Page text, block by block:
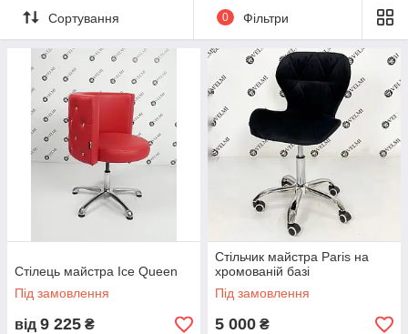
Сортування 0 Фільтри
Стілець майстра Ice Queen
Під замовлення
від 9 225 ₴
Стільчик майстра Paris на
хромованій базі
Під замовлення
5 000 ₴